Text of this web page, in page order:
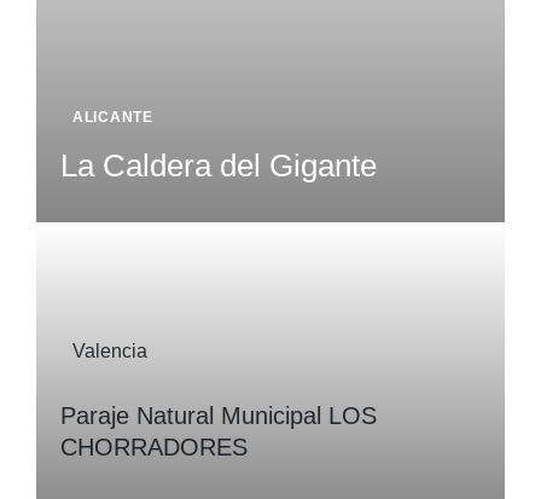
ALICANTE
La Caldera del Gigante
Valencia
Paraje Natural Municipal LOS
CHORRADORES